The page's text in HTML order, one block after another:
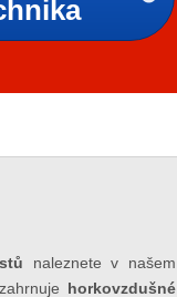
naleznete v našem
zahrnuje horkovzdušné